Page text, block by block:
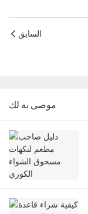
السابق
موصى به لك